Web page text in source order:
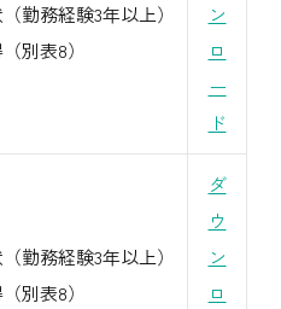
勤務経験3年以上）
別表8）
ン
ロ
ー
ド
勤務経験3年以上）
別表8）
ダ
ウ
ン
ロ